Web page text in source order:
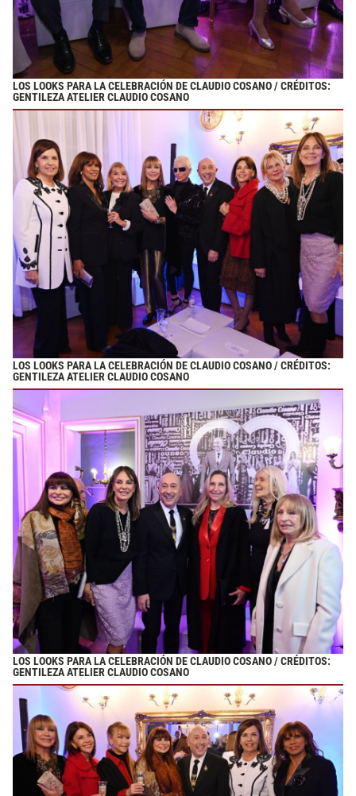
LOS LOOKS PARA LA CELEBRACIÓN DE CLAUDIO COSANO / CRÉDITOS:
GENTILEZA ATELIER CLAUDIO COSANO
LOS LOOKS PARA LA CELEBRACIÓN DE CLAUDIO COSANO / CRÉDITOS:
GENTILEZA ATELIER CLAUDIO COSANO
LOS LOOKS PARA LA CELEBRACIÓN DE CLAUDIO COSANO / CRÉDITOS:
GENTILEZA ATELIER CLAUDIO COSANO